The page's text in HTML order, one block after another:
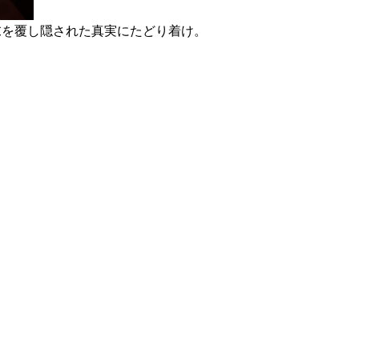
覆し隠された真実にたどり着け。